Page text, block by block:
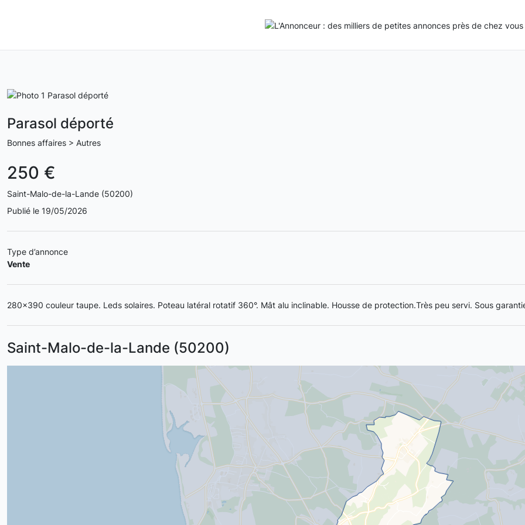
Parasol déporté
Bonnes affaires > Autres
250 €
Saint-Malo-de-la-Lande (50200)
Publié le 19/05/2026
Type d’annonce
Vente
280x390 couleur taupe. Leds solaires. Poteau latéral rotatif 360°. Mât alu inclinable. Housse de protection.Très peu servi. Sous
Saint-Malo-de-la-Lande (50200)